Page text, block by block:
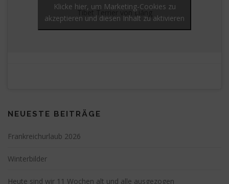
Tibet Terrier von Liáng
Klicke hier, um Marketing-Cookies zu
akzeptieren und diesen Inhalt zu aktivieren
NEUESTE BEITRÄGE
Frankreichurlaub 2026
Winterbilder
Heute sind wir 11 Wochen alt und alle ausgezogen